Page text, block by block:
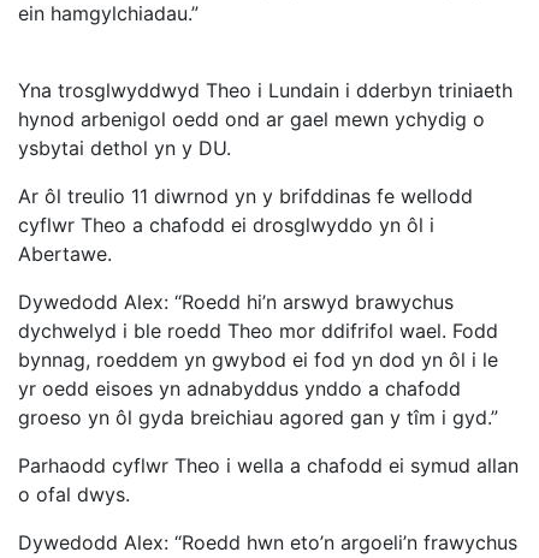
ein hamgylchiadau.”
Yna trosglwyddwyd Theo i Lundain i dderbyn triniaeth
hynod arbenigol oedd ond ar gael mewn ychydig o
ysbytai dethol yn y DU.
Ar ôl treulio 11 diwrnod yn y brifddinas fe wellodd
cyflwr Theo a chafodd ei drosglwyddo yn ôl i
Abertawe.
Dywedodd Alex: “Roedd hi’n arswyd brawychus
dychwelyd i ble roedd Theo mor ddifrifol wael. Fodd
bynnag, roeddem yn gwybod ei fod yn dod yn ôl i le
yr oedd eisoes yn adnabyddus ynddo a chafodd
groeso yn ôl gyda breichiau agored gan y tîm i gyd.”
Parhaodd cyflwr Theo i wella a chafodd ei symud allan
o ofal dwys.
Dywedodd Alex: “Roedd hwn eto’n argoeli’n frawychus